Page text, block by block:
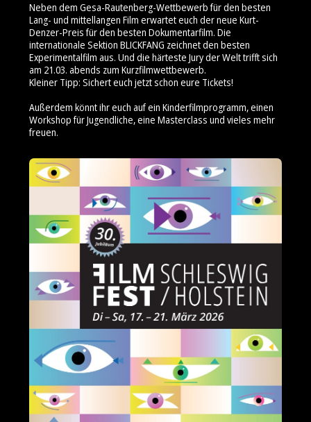
Neben dem Gesa-Rautenberg-Wettbewerb für den besten
Lang- und mittellangen Film erwartet euch der neue Kurt-
Denzer-Preis für den besten Dokumentarfilm. Die
internationale Sektion BLICKFANG zeichnet den besten
Experimentalfilm aus. Und die härteste Jury der Welt trifft sich
am 21.03. abends zum Kurzfilmwettbewerb.
Kleiner Tipp: Sichert euch jetzt schon eure Tickets!
Außerdem könnt ihr euch auf ein Kinderfilmprogramm, einen
Workshop für Jugendliche, eine Masterclass und vieles mehr
freuen.